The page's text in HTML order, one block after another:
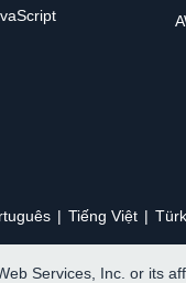
Tiếng Việt
Services, Inc. or its